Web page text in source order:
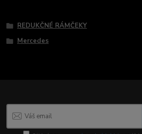
REDUKČNÉ RÁMČEKY
Mercedes